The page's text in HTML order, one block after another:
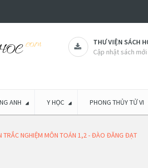
THƯ VIỆN SÁCH
Cập nhật sách
ANH Y HỌC PHONG THỦY TỬ VI
TRẮC NGHIỆM MÔN TOÁN 1,2 - ĐÀO ĐĂNG ĐẠT